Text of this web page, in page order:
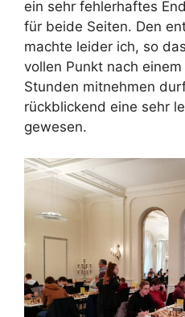
ein sehr fehlerhaftes
für beide Seiten. Den
machte leider ich, so
vollen Punkt nach
Stunden mitnehmen
rückblickend eine sehr
gewesen.